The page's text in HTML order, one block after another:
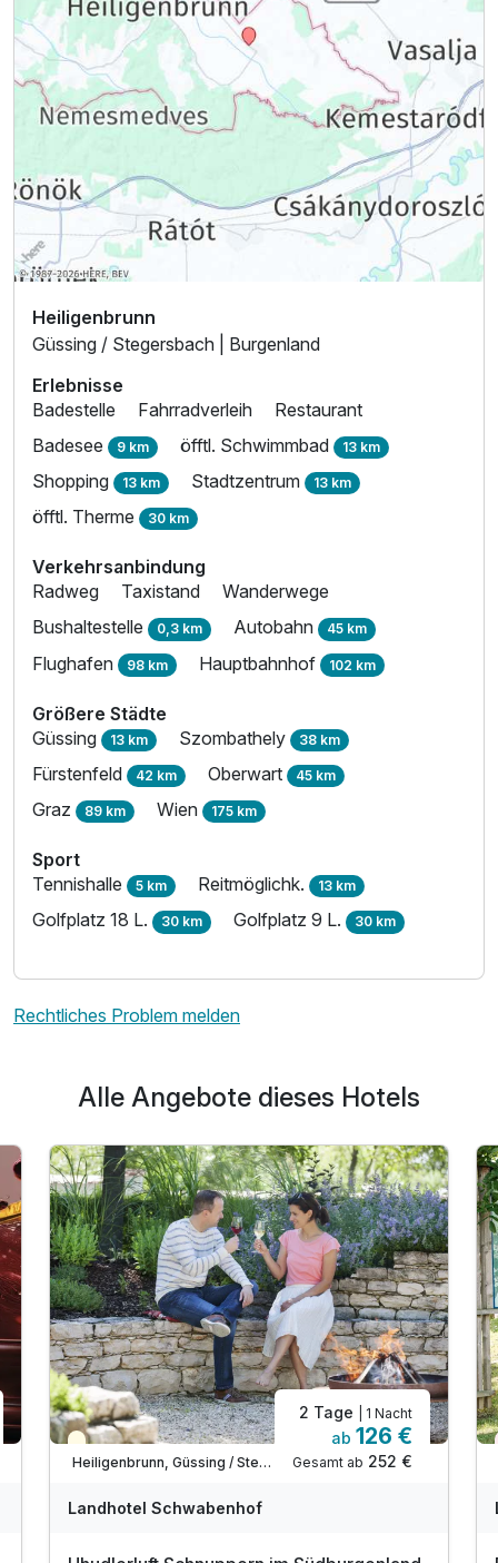
Heiligenbrunn
Güssing / Stegersbach | Burgenland
Erlebnisse
Badestelle
Fahrradverleih
Restaurant
Badesee 9 km öfftl. Schwimmbad 13 km
Shopping 13 km Stadtzentrum 13 km
öfftl. Therme 30 km
Verkehrsanbindung
Radweg
Taxistand
Wanderwege
Bushaltestelle 0,3 km Autobahn 45 km
Flughafen 98 km Hauptbahnhof 102 km
Größere Städte
Güssing 13 km Szombathely 38 km
Fürstenfeld 42 km Oberwart 45 km
Graz 89 km Wien 175 km
Sport
Tennishalle 5 km Reitmöglichk. 13 km
Golfplatz 18 L. 30 km Golfplatz 9 L. 30 km
Rechtliches Problem melden
Alle Angebote dieses Hotels
Teilweise ausgelastet
Heiligenbrunn, Güssing / Stegersbach
2 Tage | 1 Nacht
ab 126 €
Gesamt ab 252 €
Landhotel Schwabenhof